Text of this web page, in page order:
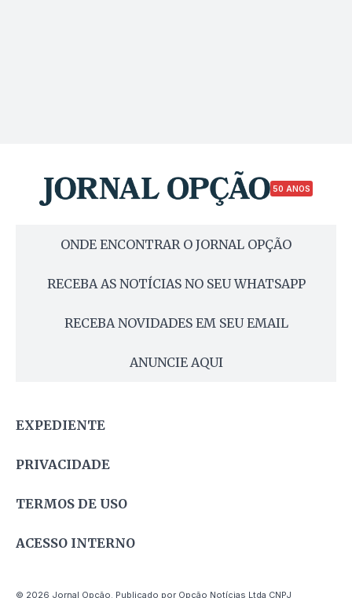
50 ANOS
ONDE ENCONTRAR O JORNAL OPÇÃO
RECEBA AS NOTÍCIAS NO SEU WHATSAPP
RECEBA NOVIDADES EM SEU EMAIL
ANUNCIE AQUI
EXPEDIENTE
PRIVACIDADE
TERMOS DE USO
ACESSO INTERNO
© 2026 Jornal Opção. Publicado por Opção Notícias Ltda CNPJ